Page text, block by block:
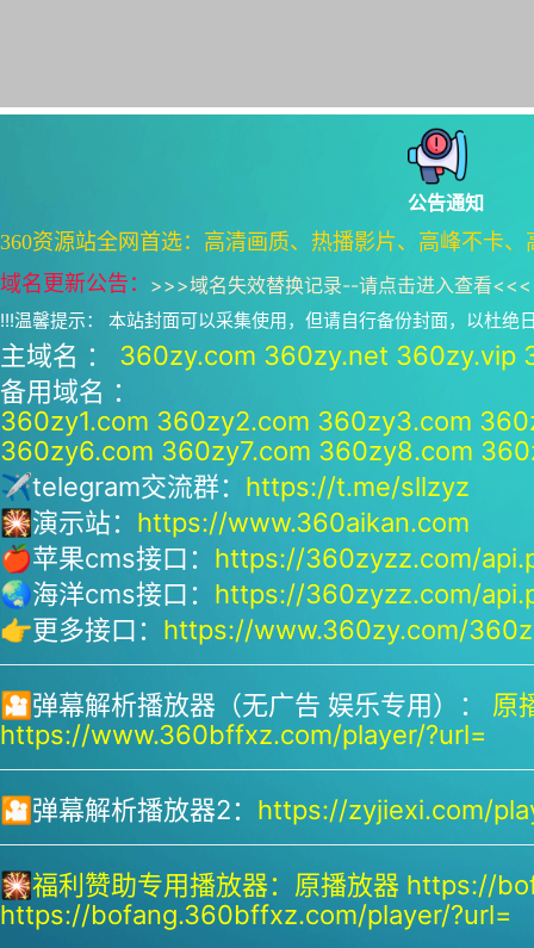
公告通知
360资源站全网首选：高清画质、热播影片、高峰不卡
域名更新公告： >>>域名失效替换记录--请点击进入查看<<<
!!!温馨提示： 本站封面可以采集使用，但请自行备份封面，以杜绝
主域名 ： 360zy.com 360zy.net 360zy.vip
备用域名 ：
360zy1.com 360zy2.com 360zy3.com
360zy6.com 360zy7.com 360zy8.com
✈telegram交流群： https://t.me/sllzyz
🎇演示站： https://www.360aikan.com
🍎苹果cms接口： https://360zyzz.com/
🌏海洋cms接口： https://360zyzz.com/
👉更多接口： https://www.360zy.com/
🎦弹幕解析播放器（无广告 娱乐专用）： 原
https://www.360bffxz.com/player/?url=
🎦弹幕解析播放器2： https://zyjiexi.com/
🎇福利赞助专用播放器： 原播放器 https://
https://bofang.360bffxz.com/player/?url=